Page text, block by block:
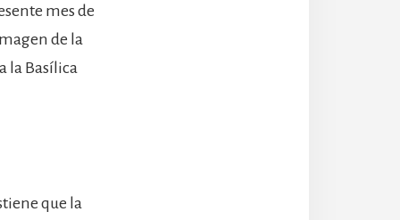
mes de
de la
la Basílica
que la